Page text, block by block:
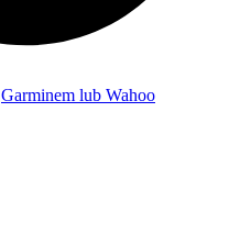
Garminem lub Wahoo